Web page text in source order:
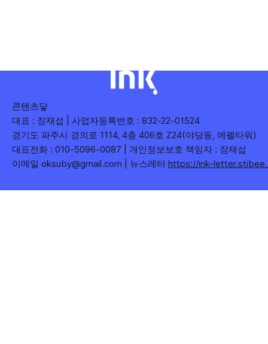
콘텐츠닿
대표 : 장재섭 | 사업자등록번호 : 832-22-01524
경기도 파주시 경의로 1114, 4층 406호 Z24(야당동, 에펠타워)
대표전화 : 010-5096-0087 | 개인정보보호 책임자 : 장재섭
이메일 oksuby@gmail.com | 뉴스레터 https://ink-